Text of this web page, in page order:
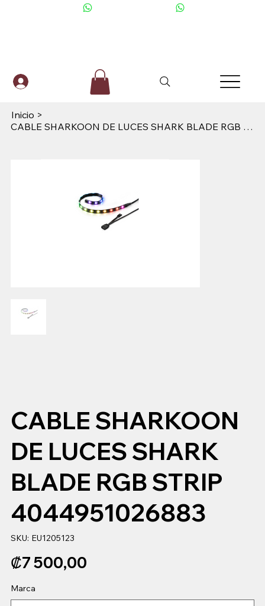
Inicio >
CABLE SHARKOON DE LUCES SHARK BLADE RGB STRIP 4044951026883
CABLE SHARKOON
DE LUCES SHARK
BLADE RGB STRIP
4044951026883
SKU: SKU
EU1205123
EU1205123
Precio
₡7 500,00
Marca